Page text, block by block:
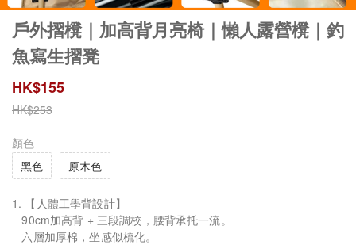
戶外摺櫈｜加高背月亮椅｜懶人露營櫈｜釣
魚寫生摺凳
HK$155
HK$253
顏色
黑色
原木色
1. 【人體工學背設計】
90cm加高背 + 三段調校，腰背承托一流。
六層加厚棉，坐感似梳化。